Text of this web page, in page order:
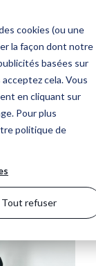
cookies (ou une
la façon dont notre
basées sur
cela. Vous
en cliquant sur
Pour plus
politique de
Tout refuser
News